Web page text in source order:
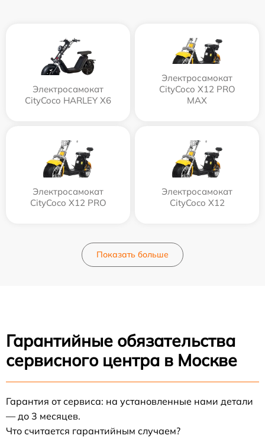
Электросамокат
CityCoco HARLEY X6
Электросамокат
CityCoco X12 PRO
MAX
Электросамокат
CityCoco X12 PRO
Электросамокат
CityCoco X12
Показать больше
Гарантийные обязательства
сервисного центра в Москве
Гарантия от сервиса: на установленные нами детали
— до 3 месяцев.
Что считается гарантийным случаем?